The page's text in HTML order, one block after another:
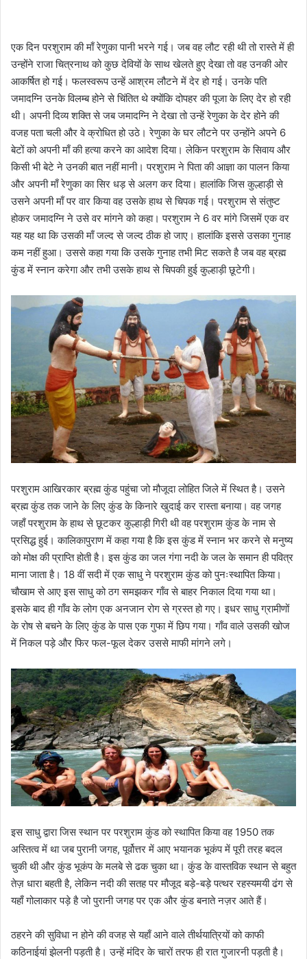
एक दिन परशुराम की माँ रेणुका पानी भरने गई। जब वह लौट रही थी तो रास्ते में ही
उन्होंने राजा चित्रनाथ को कुछ देवियों के साथ खेलते हुए देखा तो वह उनकी ओर
आकर्षित हो गई। फलस्वरूप उन्हें आश्रम लौटने में देर हो गई। उनके पति
जमादग्नि उनके विलम्ब होने से चिंतित थे क्योंकि दोपहर की पूजा के लिए देर हो रही
थी। अपनी दिव्य शक्ति से जब जमादग्नि ने देखा तो उन्हें रेणुका के देर होने की
वजह पता चली और वे क्रोधित हो उठे। रेणुका के घर लौटने पर उन्होंने अपने 6
बेटों को अपनी माँ की हत्या करने का आदेश दिया। लेकिन परशुराम के सिवाय और
किसी भी बेटे ने उनकी बात नहीं मानी। परशुराम ने पिता की आज्ञा का पालन किया
और अपनी माँ रेणुका का सिर धड़ से अलग कर दिया। हालांकि जिस कुल्हाड़ी से
उसने अपनी माँ पर वार किया वह उसके हाथ से चिपक गई। परशुराम से संतुष्ट
होकर जमादग्नि ने उसे वर मांगने को कहा। परशुराम ने 6 वर मांगे जिसमें एक वर
यह यह था कि उसकी माँ जल्द से जल्द ठीक हो जाए। हालांकि इससे उसका गुनाह
कम नहीं हुआ। उससे कहा गया कि उसके गुनाह तभी मिट सकते है जब वह ब्रह्म
कुंड में स्नान करेगा और तभी उसके हाथ से चिपकी हुई कुल्हाड़ी छूटेगी।
परशुराम आखिरकार ब्रह्म कुंड पहुंचा जो मौजूदा लोहित जिले में स्थित है। उसने
ब्रह्म कुंड तक जाने के लिए कुंड के किनारे खुदाई कर रास्ता बनाया। वह जगह
जहाँ परशुराम के हाथ से छूटकर कुल्हाड़ी गिरी थी वह परशुराम कुंड के नाम से
प्रसिद्ध हुई। कालिकापुराण में कहा गया है कि इस कुंड में स्नान भर करने से मनुष्य
को मोक्ष की प्राप्ति होती है। इस कुंड का जल गंगा नदी के जल के समान ही पवित्र
माना जाता है। 18 वीं सदी में एक साधु ने परशुराम कुंड को पुनःस्थापित किया।
चौखाम से आए इस साधु को ठग समझकर गाँव से बाहर निकाल दिया गया था।
इसके बाद ही गाँव के लोग एक अनजान रोग से ग्रस्त हो गए। इधर साधु ग्रामीणों
के रोष से बचने के लिए कुंड के पास एक गुफा में छिप गया। गाँव वाले उसकी खोज
में निकल पड़े और फिर फल-फूल देकर उससे माफी मांगने लगे।
इस साधु द्वारा जिस स्थान पर परशुराम कुंड को स्थापित किया वह 1950 तक
अस्तित्व में था जब पुरानी जगह, पूर्वोत्तर में आए भयानक भूकंप में पूरी तरह बदल
चुकी थी और कुंड भूकंप के मलबे से ढक चुका था। कुंड के वास्तविक स्थान से बहुत
तेज़ धारा बहती है, लेकिन नदी की सतह पर मौजूद बड़े-बड़े पत्थर रहस्यमयी ढंग से
यहाँ गोलाकार पड़े है जो पुरानी जगह पर एक और कुंड बनाते नज़र आते हैं।
ठहरने की सुविधा न होने की वजह से यहाँ आने वाले तीर्थयात्रियों को काफी
कठिनाईयां झेलनी पड़ती है। उन्हें मंदिर के चारों तरफ ही रात गुजारनी पड़ती है।